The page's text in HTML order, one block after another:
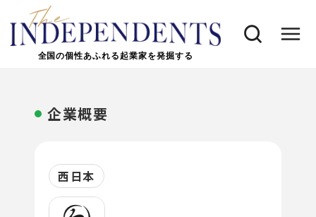
全国の個性あふれる起業家を発掘する
企業概要
西日本